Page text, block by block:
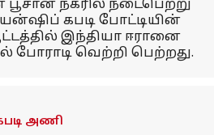
நகரில் நடைபெற்று
கபடி போட்டியின்
இந்தியா ஈரானை
போராடி வெற்றி பெற்றது.
அணி